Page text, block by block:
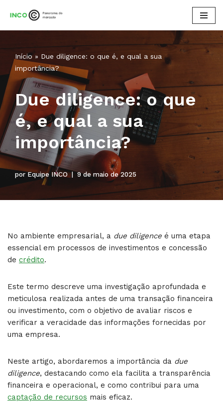
conteúdo
Início» Due diligence: o que é, e qual a sua
importância?
Due diligence: o que
é, e qual a sua
importância?
porEquipe INCO 9 de maio de 2025
No ambiente empresarial, a due diligence é uma etapa
essencial em processos de investimentos e concessão
de crédito.
Este termo descreve uma investigação aprofundada e
meticulosa realizada antes de uma transação financeira
ou investimento, com o objetivo de avaliar riscos e
verificar a veracidade das informações fornecidas por
uma empresa.
Neste artigo, abordaremos a importância da due
diligence, destacando como ela facilita a transparência
financeira e operacional, e como contribui para uma
captação de recursos mais eficaz.